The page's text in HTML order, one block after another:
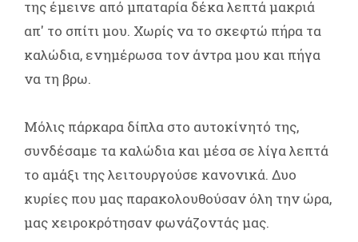
της έμεινε από μπαταρία δέκα λεπτά μακριά
απ' το σπίτι μου. Χωρίς να το σκεφτώ πήρα τα
καλώδια, ενημέρωσα τον άντρα μου και πήγα
να τη βρω.
Μόλις πάρκαρα δίπλα στο αυτοκίνητό της,
συνδέσαμε τα καλώδια και μέσα σε λίγα λεπτά
το αμάξι της λειτουργούσε κανονικά. Δυο
κυρίες που μας παρακολουθούσαν όλη την ώρα,
μας χειροκρότησαν φωνάζοντάς μας.